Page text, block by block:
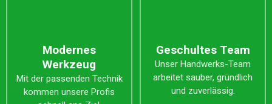
Modernes
Werkzeug
Mit der passenden Technik
kommen unsere Profis
Geschultes Team
Unser Handwerks-Team
arbeitet sauber, gründlich
und zuverlässig.